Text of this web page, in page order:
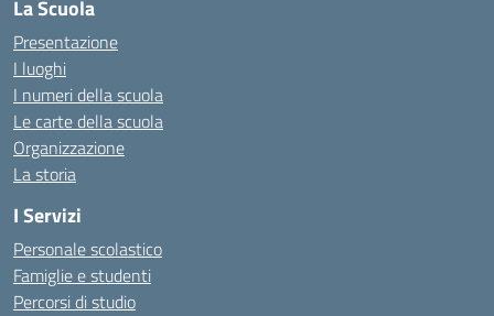
La Scuola
Presentazione
I luoghi
I numeri della scuola
Le carte della scuola
Organizzazione
La storia
I Servizi
Personale scolastico
Famiglie e studenti
Percorsi di studio